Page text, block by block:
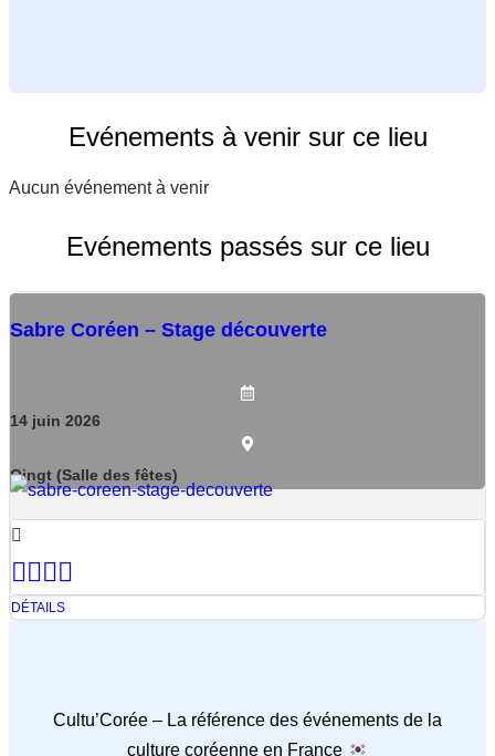
Evénements à venir sur ce lieu
Aucun événement à venir
Evénements passés sur ce lieu
Sabre Coréen – Stage découverte
14 juin 2026
Oingt (Salle des fêtes)
DÉTAILS
Cultu’Corée – La référence des événements de la
culture coréenne en France